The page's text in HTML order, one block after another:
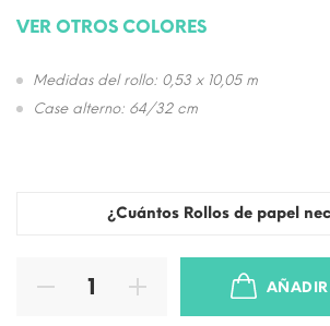
VER OTROS COLORES
Medidas del rollo: 0,53 x 10,05 m
Case alterno: 64/32 cm
¿Cuántos Rollos de papel
AÑADIR